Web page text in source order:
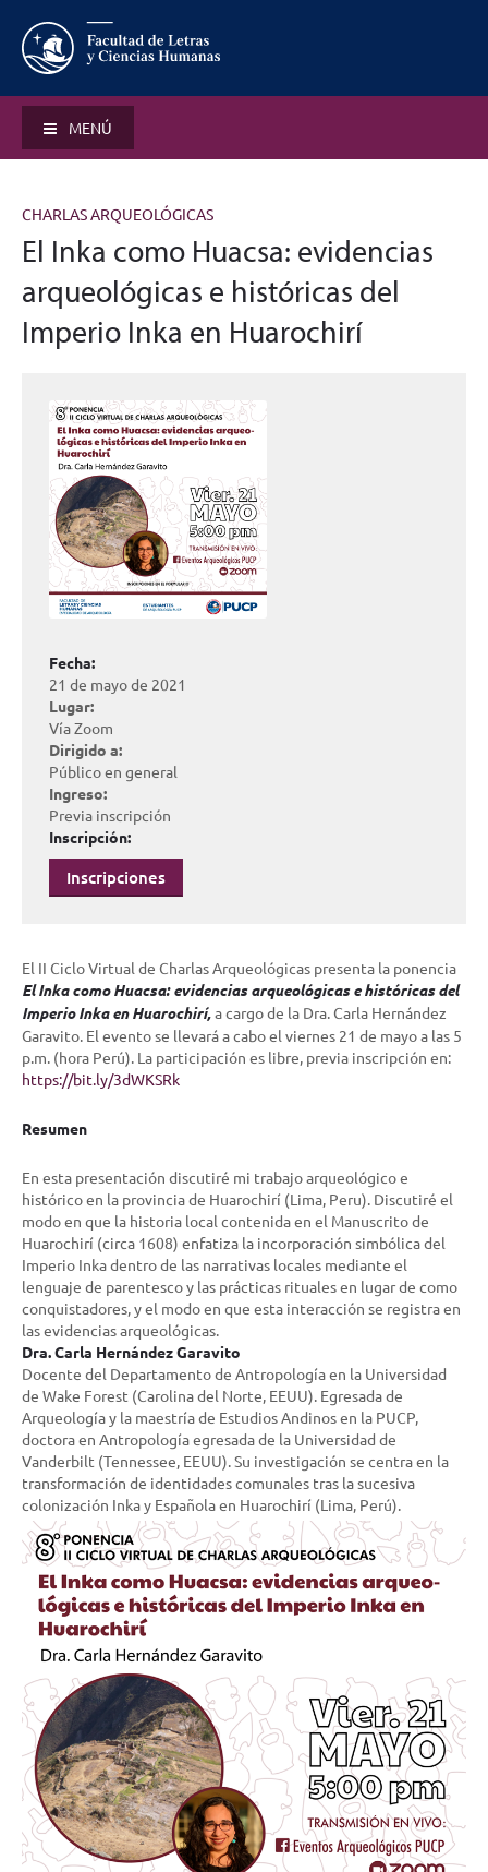
MENÚ
CHARLAS ARQUEOLÓGICAS
El Inka como Huacsa: evidencias
arqueológicas e históricas del
Imperio Inka en Huarochirí
Fecha:
21 de mayo de 2021
Lugar:
Vía Zoom
Dirigido a:
Público en general
Ingreso:
Previa inscripción
Inscripción:
Inscripciones
El II Ciclo Virtual de Charlas Arqueológicas presenta la ponencia
El Inka como Huacsa: evidencias arqueológicas e históricas del
Imperio Inka en Huarochirí,a cargo de la Dra. Carla Hernández
Garavito. El evento se llevará a cabo el viernes 21 de mayo a las 5
p.m. (hora Perú). La participación es libre, previa inscripción en:
https://bit.ly/3dWKSRk
Resumen
En esta presentación discutiré mi trabajo arqueológico e
histórico en la provincia de Huarochirí (Lima, Peru). Discutiré el
modo en que la historia local contenida en el Manuscrito de
Huarochirí (circa 1608) enfatiza la incorporación simbólica del
Imperio Inka dentro de las narrativas locales mediante el
lenguaje de parentesco y las prácticas rituales en lugar de como
conquistadores, y el modo en que esta interacción se registra en
las evidencias arqueológicas.
Dra. Carla Hernández Garavito
Docente del Departamento de Antropología en la Universidad
de Wake Forest (Carolina del Norte, EEUU). Egresada de
Arqueología y la maestría de Estudios Andinos en la PUCP,
doctora en Antropología egresada de la Universidad de
Vanderbilt (Tennessee, EEUU). Su investigación se centra en la
transformación de identidades comunales tras la sucesiva
colonización Inka y Española en Huarochirí (Lima, Perú).